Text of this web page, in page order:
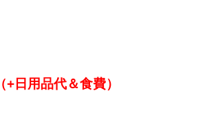
日用品代＆食費）